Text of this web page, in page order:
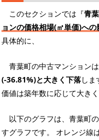
このセクションでは『青
ョンの価格相場(㎡単価)への
具体的に、
青葉町の中古マンションは
(-36.81%)と大きく下落し
価値は築年数に応じて大きく
以下のグラフは、青葉町の
すグラフです。 オレンジ線